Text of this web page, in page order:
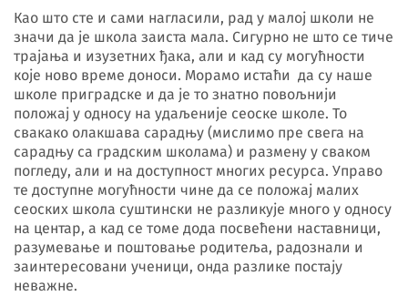
Као што сте и сами нагласили, рад у малој школи не
значи да је школа заиста мала. Сигурно не што се тиче
трајања и изузетних ђака, али и кад су могућности
које ново време доноси. Морамо истаћи да су наше
школе приградске и да је то знатно повољнији
положај у односу на удаљеније сеоске школе. То
свакако олакшава сарадњу (мислимо пре свега на
сарадњу са градским школама) и размену у сваком
погледу, али и на доступност многих ресурса. Управо
те доступне могућности чине да се положај малих
сеоских школа суштински не разликује много у односу
на центар, а кад се томе дода посвећени наставници,
разумевање и поштовање родитеља, радознали и
заинтересовани ученици, онда разлике постају
неважне.